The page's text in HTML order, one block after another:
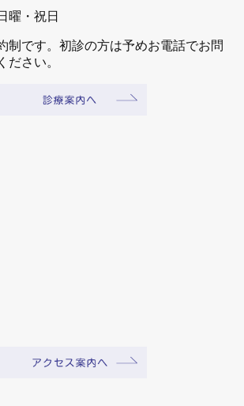
曜・祝日
制です。初診の方は予めお電話でお問
ださい。